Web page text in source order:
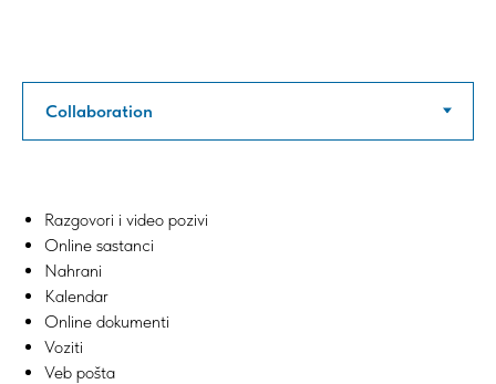
Razgovori i video pozivi
Online sastanci
Nahrani
Kalendar
Online dokumenti
Voziti
Veb pošta